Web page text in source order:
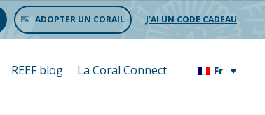
ADOPTER UN CORAIL J'AI UN CODE CADEAU
Fr
REEF blog La Coral Connect